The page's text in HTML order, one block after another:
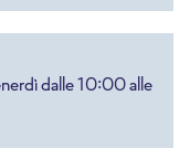
dalle 10:00 alle